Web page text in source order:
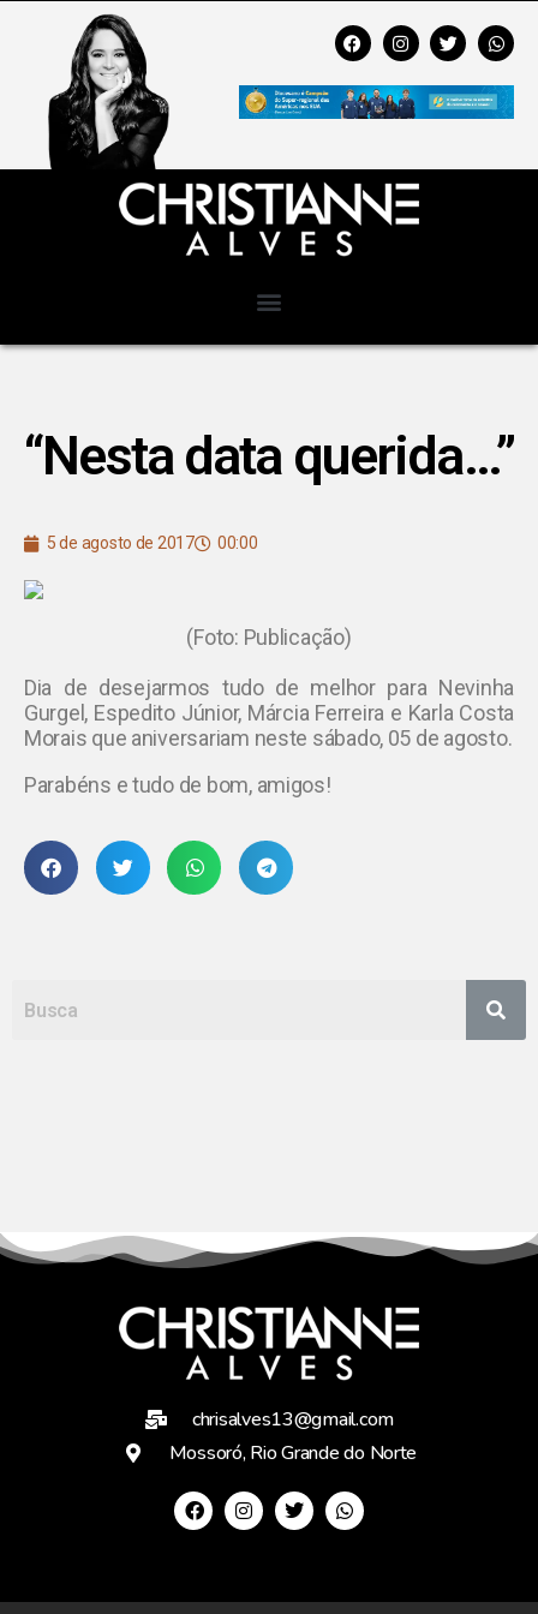
“Nesta data querida…”
5 de agosto de 2017 00:00
(Foto: Publicação)
Dia de desejarmos tudo de melhor para Nevinha
Gurgel, Espedito Júnior, Márcia Ferreira e Karla Costa
Morais que aniversariam neste sábado, 05 de agosto.
Parabéns e tudo de bom, amigos!
chrisalves13@gmail.com
Mossoró, Rio Grande do Norte